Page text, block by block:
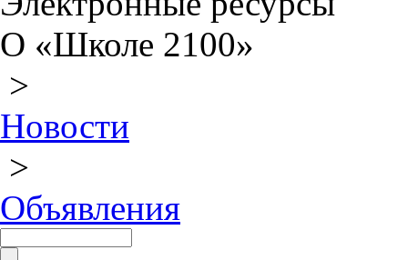
О «Школе 2100»
>
Новости
>
Объявления